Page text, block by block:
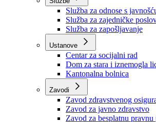
Organizacije
Službe
Služba za odnose s javnošću
Služba za zajedničke poslove
Služba za zapošljavanje
Ustanove
Centar za socijalni rad
Dom za stara i iznemogla
Kantonalna bolnica
Zavodi